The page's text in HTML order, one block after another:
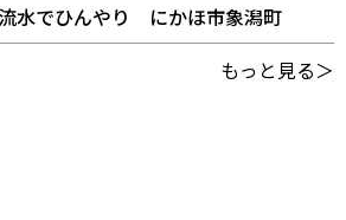
水でひんやり にかほ市象潟町
もっと見る＞